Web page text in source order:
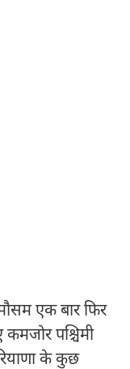
एक बार फिर
पश्चिमी
के कुछ